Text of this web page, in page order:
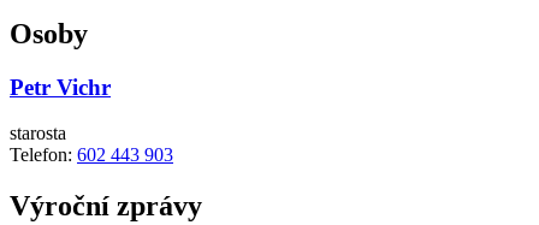
Osoby
Petr Vichr
starosta
Telefon: 602 443 903
Výroční zprávy